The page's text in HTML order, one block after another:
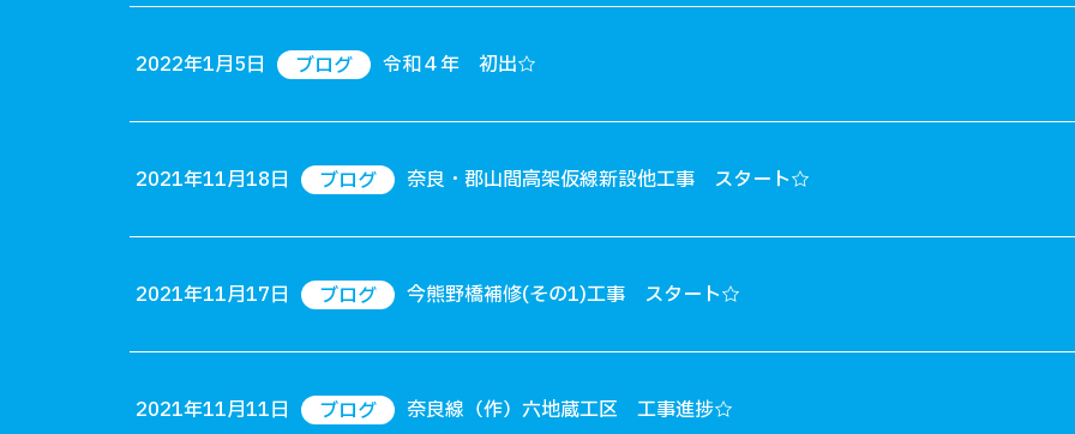
2022年1月5日 ブログ 令和４年 初出☆
2021年11月18日 ブログ 奈良・郡山間高架仮線新設他工事 スタート☆
2021年11月17日 ブログ 今熊野橋補修(その1)工事 スタート☆
2021年11月11日 ブログ 奈良線（作）六地蔵工区 工事進捗☆